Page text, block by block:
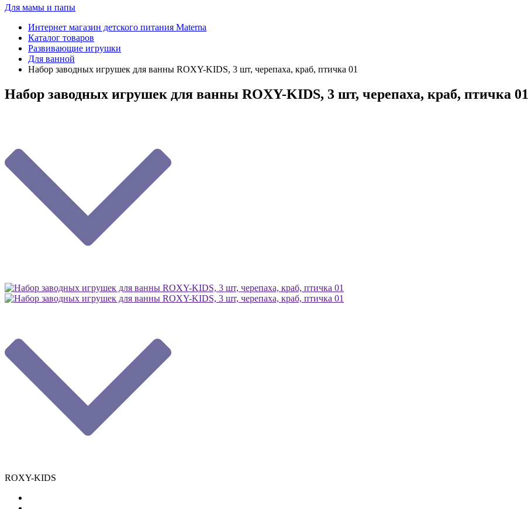
Для мамы и папы
Интернет магазин детского питания Materna
Каталог товаров
Развивающие игрушки
Для ванной
Набор заводных игрушек для ванны ROXY-KIDS, 3 шт, черепаха, краб, птичка 01
Набор заводных игрушек для ванны ROXY-KIDS, 3 шт, черепаха, краб, птичка 01
ROXY-KIDS